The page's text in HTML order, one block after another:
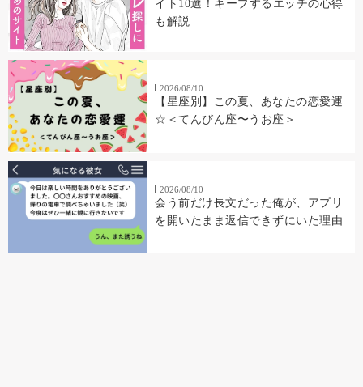
イト10選！キープするエッチの心得
も解説
2026/08/10
【星座別】この夏、あなたの恋愛運
☆＜てんびん座〜うお座＞
2026/08/10
会う前だけ長文だった俺が、アプリ
を開いたまま返信できずにいた理由